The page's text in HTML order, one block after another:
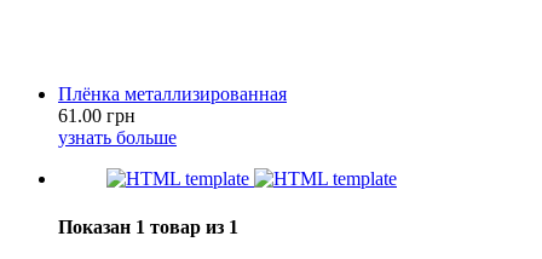
Плёнка металлизированная
61.00 грн
узнать больше
Показан 1 товар из 1